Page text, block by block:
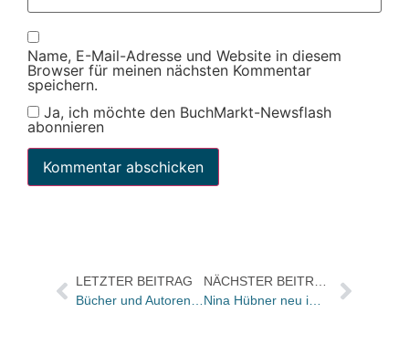
Name, E-Mail-Adresse und Website in diesem
Browser für meinen nächsten Kommentar
speichern.
Ja, ich möchte den BuchMarkt-Newsflash
abonnieren
LETZTER BEITRAG